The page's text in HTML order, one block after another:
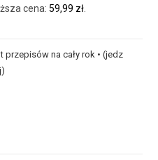
cena:59,99 zł
przepisów na cały rok • (jedz